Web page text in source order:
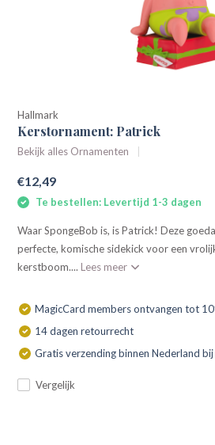
Hallmark
Kerstornament: Patrick
Bekijk alles Ornamenten
€12,49
Te bestellen: Levertijd 1-3 dagen
Waar SpongeBob is, is Patrick! Deze
perfecte, komische sidekick voor een
kerstboom.... Lees meer
MagicCard members ontvangen tot
14 dagen retourrecht
Gratis verzending binnen Nederland
Vergelijk